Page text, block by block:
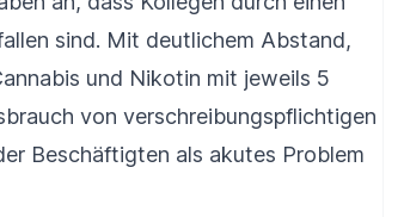
sind. Mit deutlichem Abstand,
und Nikotin mit jeweils 5
von verschreibungspflichtigen
Beschäftigten als akutes Problem